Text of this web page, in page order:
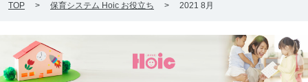
TOP 保育システム Hoic お役立ち 2021 8月